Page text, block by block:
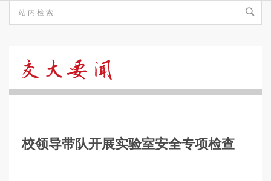
要
校领导带队开展实验室安全专项检查